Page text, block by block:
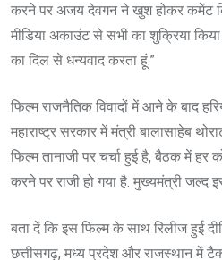
करने पर अजय देवगन ने खुश होकर कमेंट
मीडिया अकाउंट से सभी का शुक्रिया
का दिल से धन्यवाद करता हूं.”
फिल्म राजनैतिक विवादों में आने के बाद
महाराष्ट्र सरकार में मंत्री बालासाहेब
फिल्म तानाजी पर चर्चा हुई है, बैठक में हर
करने पर राजी हो गया है. मुख्यमंत्री जल्द
बता दें कि इस फिल्म के साथ रिलीज हुई
छत्तीसगढ़, मध्य प्रदेश और राजस्थान में